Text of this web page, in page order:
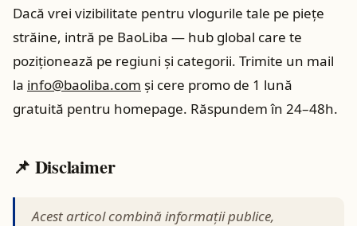
Dacă vrei vizibilitate pentru vlogurile tale pe piețe
străine, intră pe BaoLiba — hub global care te
poziționează pe regiuni și categorii. Trimite un mail
la info@baoliba.com și cere promo de 1 lună
gratuită pentru homepage. Răspundem în 24–48h.
📌 Disclaimer
Acest articol combină informații publice,